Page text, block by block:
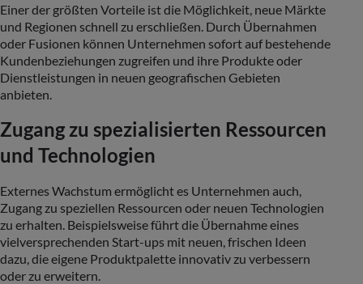
Einer der größten Vorteile ist die Möglichkeit, neue Märkte
und Regionen schnell zu erschließen. Durch Übernahmen
oder Fusionen können Unternehmen sofort auf bestehende
Kundenbeziehungen zugreifen und ihre Produkte oder
Dienstleistungen in neuen geografischen Gebieten
anbieten.
Zugang zu spezialisierten Ressourcen
und Technologien
Externes Wachstum ermöglicht es Unternehmen auch,
Zugang zu speziellen Ressourcen oder neuen Technologien
zu erhalten. Beispielsweise führt die Übernahme eines
vielversprechenden Start-ups mit neuen, frischen Ideen
dazu, die eigene Produktpalette innovativ zu verbessern
oder zu erweitern.